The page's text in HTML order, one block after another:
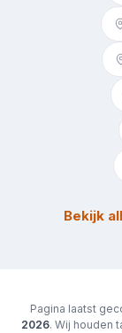
Bekijk
Pagina laatst
2026. Wij houden